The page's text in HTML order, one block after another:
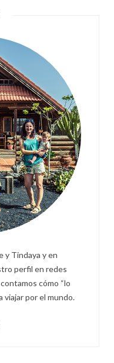
y Tindaya y en
perfil en redes
cómo “lo
viajar por el mundo.